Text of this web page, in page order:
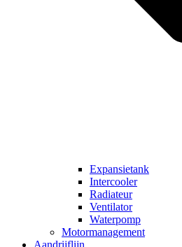
Expansietank
Intercooler
Radiateur
Ventilator
Waterpomp
Motormanagement